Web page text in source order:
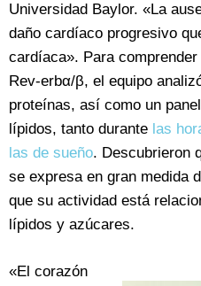
Universidad Baylor. «La
daño cardíaco progresivo
cardíaca». Para
Rev-erbα/β, el equipo
proteínas, así como un
lípidos, tanto durante las
las de sueño. Descubrieron
se expresa en gran medida
que su actividad está
lípidos y azúcares.
«El corazón